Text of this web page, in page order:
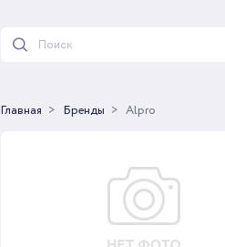
Главная Бренды Alpro